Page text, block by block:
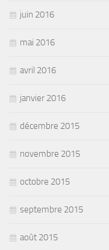
juin 2016
mai 2016
avril 2016
janvier 2016
décembre 2015
novembre 2015
octobre 2015
septembre 2015
août 2015